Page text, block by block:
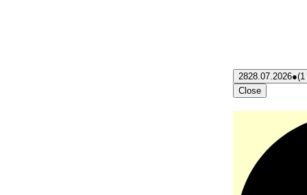
2828.07.2026●(1
Close